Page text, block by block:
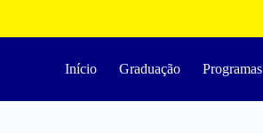
Início Graduação Programas